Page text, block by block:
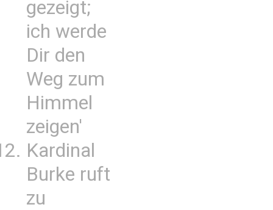
gezeigt;
ich werde
Dir den
Weg zum
Himmel
zeigen'
Kardinal
Burke ruft
zu